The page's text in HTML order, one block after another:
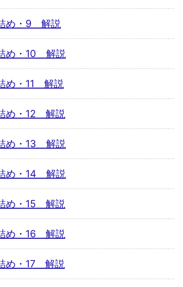
め・9 解説
め・10 解説
め・11 解説
め・12 解説
め・13 解説
め・14 解説
め・15 解説
め・16 解説
め・17 解説